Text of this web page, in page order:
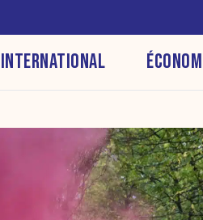
INTERNATIONAL